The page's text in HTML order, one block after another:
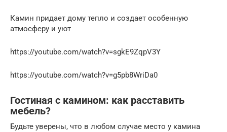
Камин придает дому тепло и создает особенную
атмосферу и уют
https://youtube.com/watch?v=sgkE9ZqpV3Y
https://youtube.com/watch?v=g5pb8WriDa0
Гостиная с камином: как расставить
мебель?
Будьте уверены, что в любом случае место у камина